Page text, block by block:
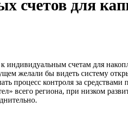
счетов для
счетам для
желали бы видеть систему
процесс контроля за средствами
всего региона, при низком